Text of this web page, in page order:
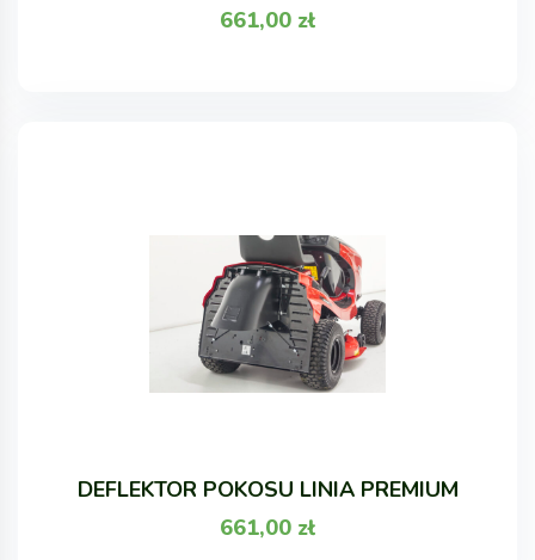
661,00 zł
DEFLEKTOR POKOSU LINIA PREMIUM
661,00 zł